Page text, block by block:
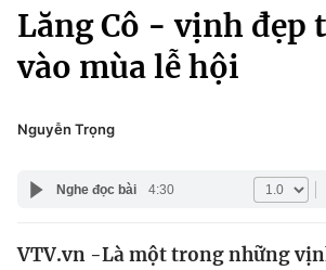
Chuyên mục
Chính trị
Pháp luật
Kinh tế
Thể thao
Truyền hình
Y tế
Công nghệ
Lăng Cô - vịnh đẹp
vào mùa lễ hội
Nguyễn Trọng
Nghe đọc bài 4:30
VTV.vn -Là một trong những